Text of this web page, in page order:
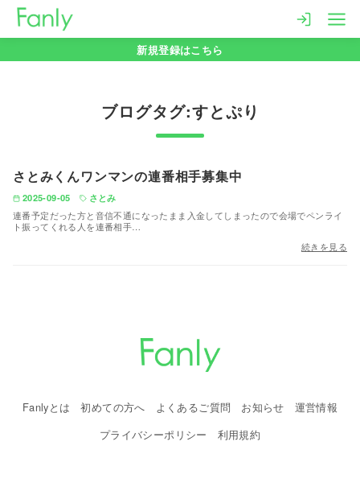
新規登録はこちら
すとぷり
さとみくんワンマンの連番相手募集中
2025-09-05
さとみ
連番予定だった方と音信不通になったまま入金してしまったので会場でペンライ
ト振ってくれる人を連番相手…
続きを見る
Fanlyとは 初めての方へ よくあるご質問 お知らせ
運営情報
プライバシーポリシー
利用規約